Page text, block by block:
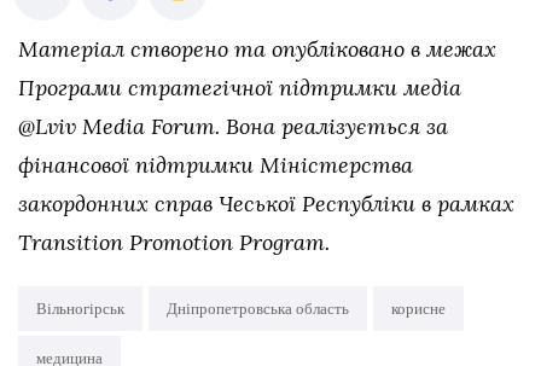
Матеріал створено та опубліковано в межах
Програми стратегічної підтримки медіа
@Lviv Media Forum. Вона реалізується за
фінансової підтримки Міністерства
закордонних справ Чеської Республіки в рамках
Transition Promotion Program.
Вільногірськ Дніпропетровська область корисне
медицина